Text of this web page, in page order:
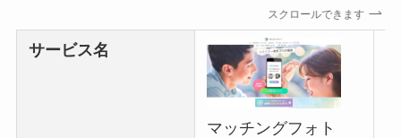
スクロールできます
サービス名
マッチングフォト